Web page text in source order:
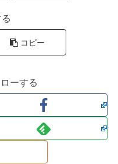
コピー
ーする